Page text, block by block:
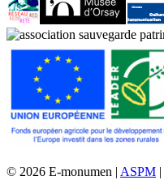
© 2026 E-monumen | ASPM |